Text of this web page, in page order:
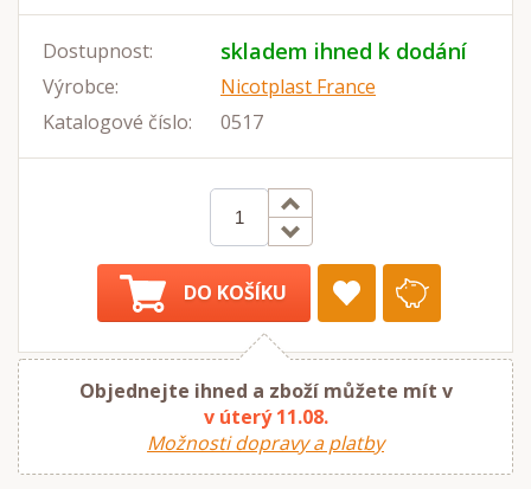
Dostupnost: skladem ihned k dodání
Výrobce:
Nicotplast France
Katalogové číslo:
0517
DO KOŠÍKU
Objednejte ihned a zboží můžete mít v
v úterý 11.08.
Možnosti dopravy a platby